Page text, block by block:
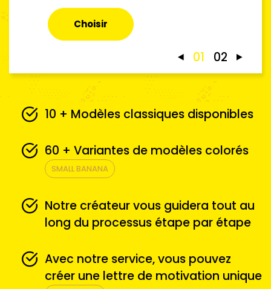
Choisir
01 02
10 + Modèles classiques disponibles
60 + Variantes de modèles colorés
SMALL BANANA
Notre créateur vous guidera tout au
long du processus étape par étape
Avec notre service, vous pouvez
créer une lettre de motivation unique